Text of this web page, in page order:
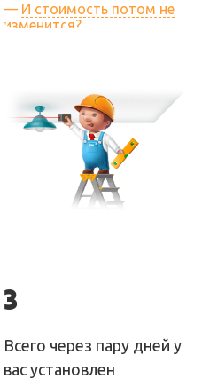
— И стоимость потом не
изменится?
итоговая. Мы не будем
ее увеличивать в
процессе работы!
3
Всего через пару дней у
вас установлен